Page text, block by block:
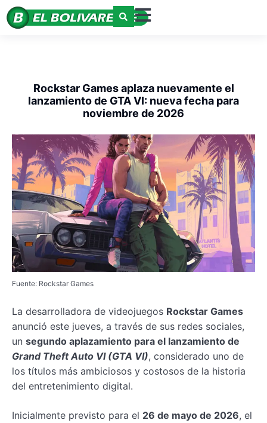
Rockstar Games aplaza nuevamente el
lanzamiento de GTA VI: nueva fecha para
noviembre de 2026
Fuente: Rockstar Games
La desarrolladora de videojuegos Rockstar Games
anunció este jueves, a través de sus redes sociales,
un segundo aplazamiento para el lanzamiento de
Grand Theft Auto VI (GTA VI), considerado uno de
los títulos más ambiciosos y costosos de la historia
del entretenimiento digital.
Inicialmente previsto para el 26 de mayo de 2026, el